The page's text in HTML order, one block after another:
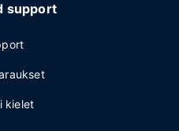
support
kielet